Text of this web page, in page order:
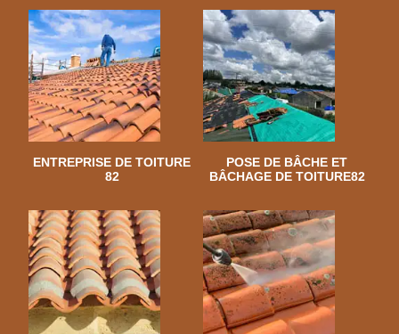
ENTREPRISE DE TOITURE
82
POSE DE BÂCHE ET
BÂCHAGE DE TOITURE82